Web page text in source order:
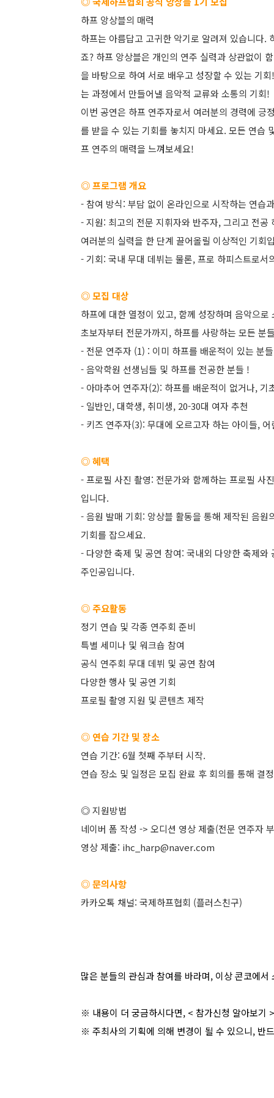
하프 앙상블의 매력
하프는 아름답고 고귀한 악기로 알려져 있습니다.
죠? 하프 앙상블은 개인의 연주 실력과 상관없이
을 바탕으로 하여 서로 배우고 성장할 수 있는 기
는 과정에서 만들어낼 음악적 교류와 소통의 기회!
이번 공연은 하프 연주자로서 여러분의 경력에 긍
를 받을 수 있는 기회를 놓치지 마세요. 모든 연습
프 연주의 매력을 느껴보세요!
◎ 프로그램 개요
- 참여 방식: 부담 없이 온라인으로 시작하는 연습
- 지원: 최고의 전문 지휘자와 반주자, 그리고 전
여러분의 실력을 한 단계 끌어올릴 이상적인 기회
- 기회: 국내 무대 데뷔는 물론, 프로 하피스트로서
◎ 모집 대상
하프에 대한 열정이 있고, 함께 성장하며 음악으
초보자부터 전문가까지, 하프를 사랑하는 모든 분
- 전문 연주자 (1) : 이미 하프를 배운적이 있는 분
- 음악학원 선생님들 및 하프를 전공한 분들 !
- 아마추어 연주자(2): 하프를 배운적이 없거나, 기
- 일반인, 대학생, 취미생, 20-30대 여자 추천
- 키즈 연주자(3): 무대에 오르고자 하는 아이들, 어
◎ 혜택
- 프로필 사진 촬영: 전문가와 함께하는 프로필 사
입니다.
- 음원 발매 기회: 앙상블 활동을 통해 제작된 음
기회를 잡으세요.
- 다양한 축제 및 공연 참여: 국내외 다양한 축제
주인공입니다.
◎ 주요활동
정기 연습 및 각종 연주회 준비
특별 세미나 및 워크숍 참여
공식 연주회 무대 데뷔 및 공연 참여
다양한 행사 및 공연 기회
프로필 촬영 지원 및 콘텐츠 제작
◎ 연습 기간 및 장소
연습 기간: 6월 첫째 주부터 시작.
연습 장소 및 일정은 모집 완료 후 회의를 통해 결
◎ 지원방법
네이버 폼 작성 -> 오디션 영상 제출(전문 연주자
영상 제출: ihc_harp@naver.com
◎ 문의사항
카카오톡 채널: 국제하프협회 (플러스친구)
많은 분들의 관심과 참여를 바라며, 이상 콘코에서
※ 내용이 더 궁금하시다면, < 참가신청 알아보기
※ 주최사의 기획에 의해 변경이 될 수 있으니, 반